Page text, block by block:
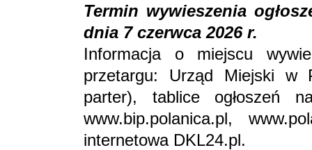
Termin wywieszenia
dnia 7 czerwca 2026 r.
Informacja o miejscu
przetargu: Urząd Miejski w
parter), tablice ogłoszeń
www.bip.polanica.pl,
internetowa DKL24.pl.